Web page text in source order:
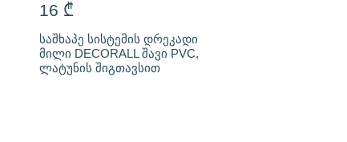
16 ₾
საშხაპე სისტემის დრეკადი
მილი DECORALL შავი PVC,
ლატუნის შიგთავსით